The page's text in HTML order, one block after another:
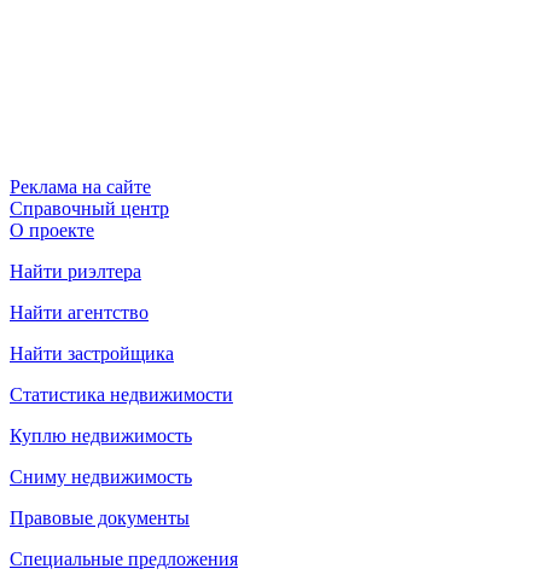
Реклама на сайте
Справочный центр
О проекте
Найти риэлтера
Найти агентство
Найти застройщика
Статистика недвижимости
Куплю недвижимость
Сниму недвижимость
Правовые документы
Специальные предложения